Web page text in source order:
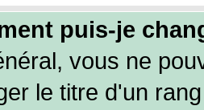
puis-je
vous ne
le titre d'un